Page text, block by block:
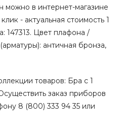
можно в интернет-магазине
- актуальная стоимость 1
147313. Цвет плафона /
античная бронза,
товаров: Бра с 1
заказ приборов
8 (800) 333 94 35 или